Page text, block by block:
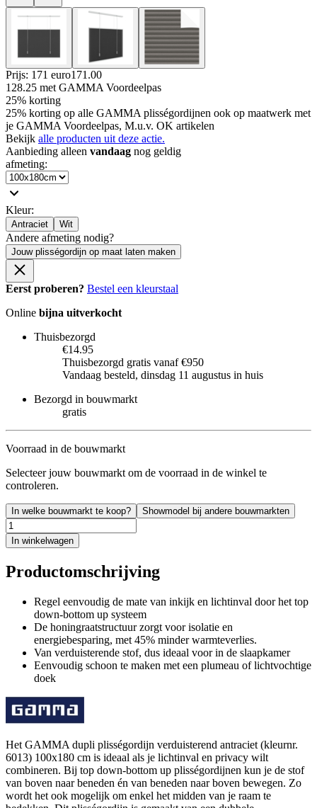
Prijs: 171 euro171 .00
128.25 met GAMMA Voordeelpas
25% korting
25% korting op alle GAMMA plisségordijnen ook op maatwerk met
je GAMMA Voordeelpas, M.u.v. OK artikelen
Bekijk alle producten uit deze actie.
Aanbieding alleen vandaag nog geldig
afmeting:
Kleur:
Antraciet Wit
Andere afmeting nodig?
Jouw plisségordijn op maat laten maken
Eerst proberen? Bestel een kleurstaal
Online bijna uitverkocht
Thuisbezorgd
€14.95
Thuisbezorgd gratis vanaf €950
Vandaag besteld, dinsdag 11 augustus in huis
Bezorgd in bouwmarkt
gratis
Voorraad in de bouwmarkt
Selecteer jouw bouwmarkt om de voorraad in de winkel te
controleren.
In welke bouwmarkt te koop? Showmodel bij andere bouwmarkten
In winkelwagen
Productomschrijving
Regel eenvoudig de mate van inkijk en lichtinval door het top
down-bottom up systeem
De honingraatstructuur zorgt voor isolatie en
energiebesparing, met 45% minder warmteverlies.
Van verduisterende stof, dus ideaal voor in de slaapkamer
Eenvoudig schoon te maken met een plumeau of lichtvochtige
doek
Het GAMMA dupli plisségordijn verduisterend antraciet (kleurnr.
6013) 100x180 cm is ideaal als je lichtinval en privacy wilt
combineren. Bij top down-bottom up plisségordijnen kun je de stof
van boven naar beneden én van beneden naar boven bewegen. Zo
wordt het ook mogelijk om enkel het midden van je raam te